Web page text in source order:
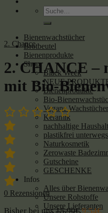
Suche
nach:
Bienenwachstücher
Brotbeutel
Bienenprodukte
Shop
Black Week
NEUE
Bienenprodukte
Bio-
Vegane Wachstücher
Keramik
nachhaltige
plastikfrei unterwegs
Naturkosmetik
Zerowaste
Gutscheine
GESCHENKE
Infos
Alles über
Unsere Rohstoffe
Unsere Lieferanten
2. Chance
2. CHANCE –
mit Bio-
0 Rezensionen
Bisher bei uns 15,90€ 9,54€